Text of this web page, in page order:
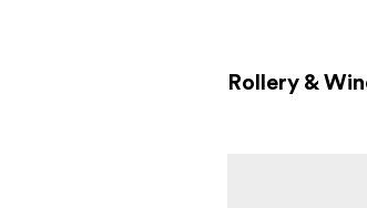
Rollery &